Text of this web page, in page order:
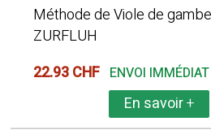
Méthode de Viole de
ZURFLUH
22.93 CHF ENVOI IMMÉDIAT
En savoir+